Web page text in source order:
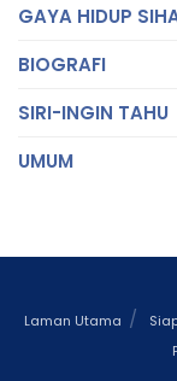
GAYA HIDUP
BIOGRAFI
SIRI-INGIN TAHU
UMUM
Laman Utama